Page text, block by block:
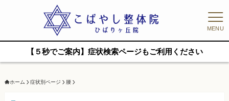
MENU
【５秒でご案内】症状検索ページもご利用ください
ホーム 症状別ページ 腰